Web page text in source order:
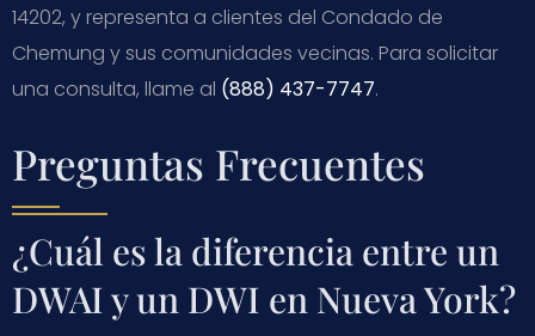
14202, y representa a clientes del Condado de
Chemung y sus comunidades vecinas. Para solicitar
una consulta, llame al (888) 437-7747.
Preguntas Frecuentes
¿Cuál es la diferencia entre un
DWAI y un DWI en Nueva York?